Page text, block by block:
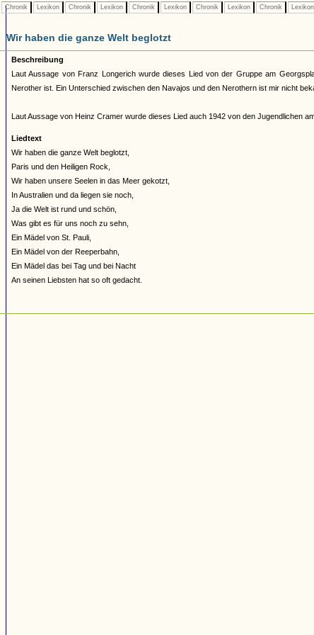
Chronik Lexikon Chronik Lexikon Chronik Lexikon Chronik Lexikon Chronik Lexikon
Wir haben die ganze Welt beglotzt
Beschreibung
Laut Aussage von Franz Longerich wurde dieses Lied von der Gruppe am
Nerother ist. Ein Unterschied zwischen den Navajos und den Nerothern ist mir nicht
Laut Aussage von Heinz Cramer wurde dieses Lied auch 1942 von den Jugendlichen
Liedtext
Wir haben die ganze Welt beglotzt,
Paris und den Heiligen Rock,
Wir haben unsere Seelen in das Meer gekotzt,
In Australien und da liegen sie noch,
Ja die Welt ist rund und schön,
Was gibt es für uns noch zu sehn,
Ein Mädel von St. Pauli,
Ein Mädel von der Reeperbahn,
Ein Mädel das bei Tag und bei Nacht
An seinen Liebsten hat so oft gedacht.